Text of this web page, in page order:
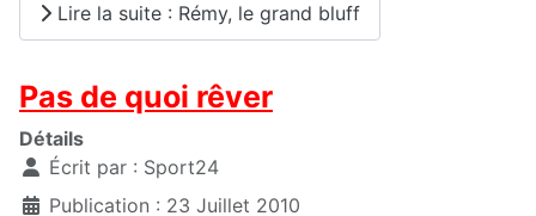
Lire la suite : Rémy, le grand bluff
Pas de quoi rêver
Détails
Écrit par : Sport24
Publication : 23 Juillet 2010